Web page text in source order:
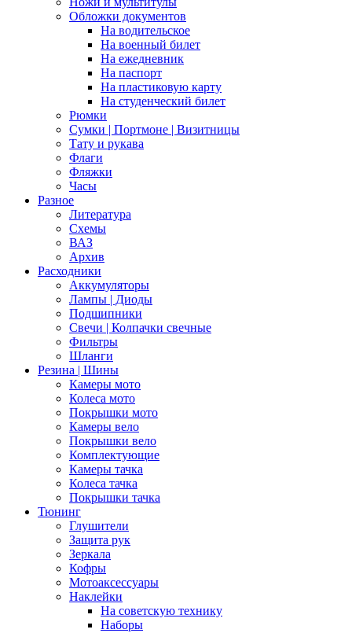
Обложки документов
На водительское
На военный билет
На ежедневник
На паспорт
На пластиковую карту
На студенческий билет
Рюмки
Сумки | Портмоне | Визитницы
Тату и рукава
Флаги
Фляжки
Часы
Разное
Литература
Схемы
ВАЗ
Архив
Расходники
Аккумуляторы
Лампы | Диоды
Подшипники
Свечи | Колпачки свечные
Фильтры
Шланги
Резина | Шины
Камеры мото
Колеса мото
Покрышки мото
Камеры вело
Покрышки вело
Комплектующие
Камеры тачка
Колеса тачка
Покрышки тачка
Тюнинг
Глушители
Защита рук
Зеркала
Кофры
Мотоаксессуары
Наклейки
На советскую технику
Наборы